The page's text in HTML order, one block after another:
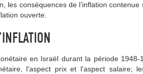
les conséquences de l’inflation
ouverte.
en Israël durant la période
l’aspect prix et l’aspect